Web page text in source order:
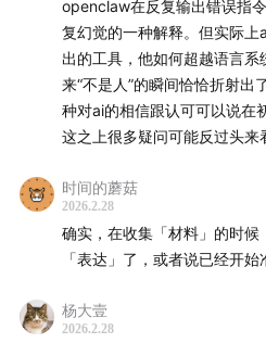
Mechanistic Interpretability
Hallucination（大模型幻觉）
Rick Rubin
《创意行为：存在即答案》
本期节目逐字稿在
hy@funes.world
openclaw在反复输出错误指
复幻觉的一种解释。但实际
出的工具，他如何超越语言
来“不是人”的瞬间恰恰折射
种对ai的相信跟认可可以说在
这之上很多疑问可能反过头来
时间的蘑菇
2026.2.28
确实，在收集「材料」的时
「表达」了，或者说已经开始
杨大壹
2026.2.28